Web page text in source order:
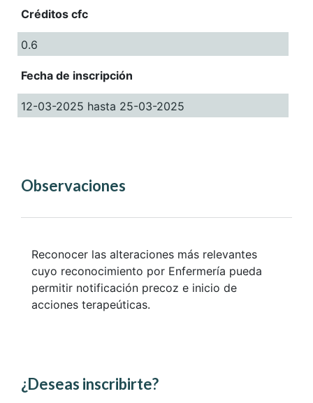
Créditos cfc
0.6
Fecha de inscripción
12-03-2025 hasta 25-03-2025
Observaciones
Reconocer las alteraciones más relevantes
cuyo reconocimiento por Enfermería pueda
permitir notificación precoz e inicio de
acciones terapeúticas.
¿Deseas inscribirte?